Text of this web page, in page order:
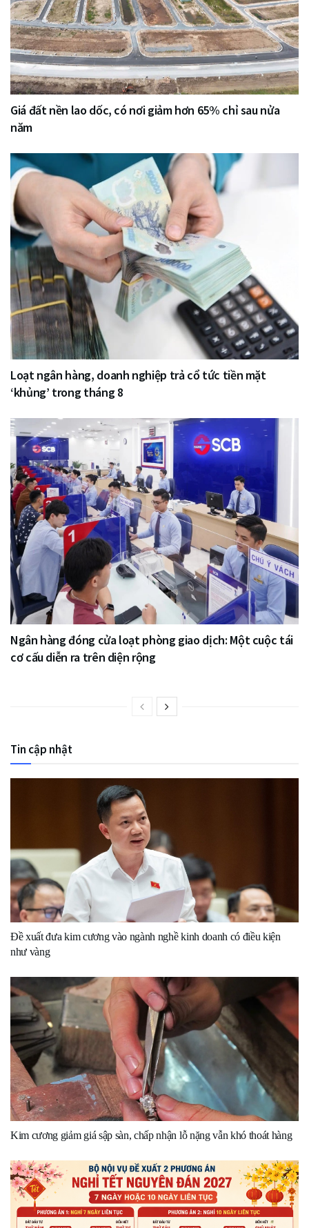
Giá đất nền lao dốc, có nơi giảm hơn 65% chỉ sau nửa
năm
Loạt ngân hàng, doanh nghiệp trả cổ tức tiền mặt
‘khủng’ trong tháng 8
Ngân hàng đóng cửa loạt phòng giao dịch: Một cuộc tái
cơ cấu diễn ra trên diện rộng
Tin cập nhật
Đề xuất đưa kim cương vào ngành nghề kinh doanh có điều kiện
như vàng
Kim cương giảm giá sập sàn, chấp nhận lỗ nặng vẫn khó thoát hàng